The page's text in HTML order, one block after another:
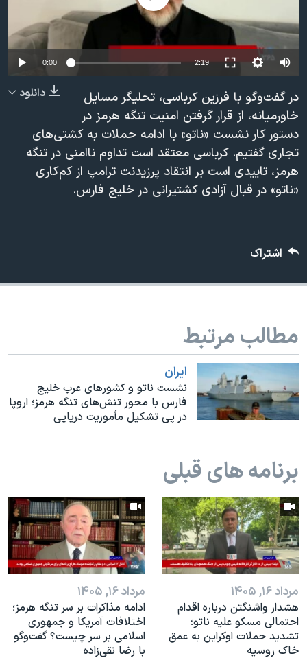
حقوق شهروندی
اقتصادی
اسرائیل در جنگ
گالری عکس
آرشیو پخش زنده
انتخابات ریاست جمهوری آمریکا ۲۰۲۴
حمله جمهوری اسلامی به اسرائیل
ورزش زنان در ایران
اعتراضات زن، زندگی، آزادی
مجموعه مستندهای دادخواهی
تریبونال مردمی آبان ۹۸
قانون شفافیت دارائی کادر رهبری ایران
اعتراضات مردمی آبان ۹۸
نرگس محمدی برنده جایزه نوبل صلح
صفحه‌های ویژه
سفر پرزیدنت ترامپ به چین
زبانهای مختلف
Auto
240p
360p
480p
720p
1080p
0:00 2:19
360p
480p
720p
1080p
دانلود
در گفت‌وگو با فرزین کرباسی، تحلیگر مسایل
خاورمیانه، از قرار گرفتن امنیت تنگه هرمز در
دستور کار نشست «ناتو» با ادامه حملات به کشتی‌های
تجاری گفتیم. کرباسی معتقد است تداوم ناامنی در تنگه
هرمز، تاییدی است بر انتقاد پرزیدنت ترامپ از کم‌کاری
«ناتو» در قبال آزادی کشتیرانی در خلیج فارس.
اشتراک
مطالب مرتبط
ايران
نشست ناتو و کشورهای عرب خلیج
فارس با محور تنش‌های تنگه هرمز؛ اروپا
در پی تشکیل مأموریت دریایی
برنامه های قبلی
مرداد ۱۶, ۱۴۰۵
هشدار واشنگتن درباره اقدام
احتمالی مسکو علیه ناتو؛
تشدید حملات اوکراین به عمق
خاک روسیه
مرداد ۱۶, ۱۴۰۵
ادامه مذاکرات بر سر تنگه هرمز؛
اختلافات آمریکا و جمهوری
اسلامی بر سر چیست؟ گفت‌وگو
با رضا نقی‌زاده